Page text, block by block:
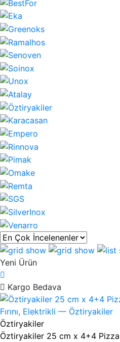
Ürün listesi
Yeni Ürün
Kargo Bedava
Öztiryakiler
Öztiryakiler 25 cm x 4+4